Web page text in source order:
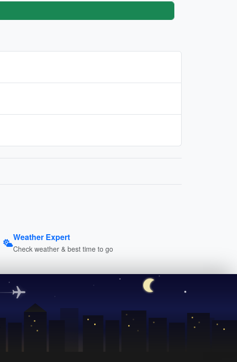
Weather Expert
Check weather & best time to go